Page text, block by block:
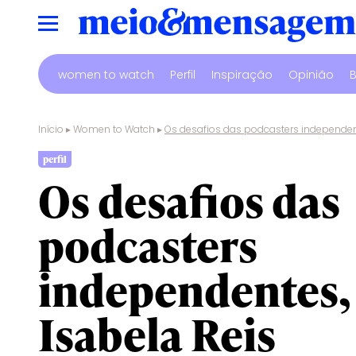
women to watch Perfil Inspiração Opinião
Início ▸Women to Watch ▸Os desafios das podcasters
perfil
Os desafios das
podcasters
Isabela Reis